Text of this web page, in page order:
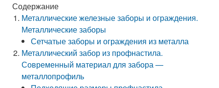
Содержание
Металлические железные заборы и ограждения.
Металлические заборы
Сетчатые заборы и ограждения из металла
Металлический забор из профнастила.
Современный материал для забора —
металлопрофиль